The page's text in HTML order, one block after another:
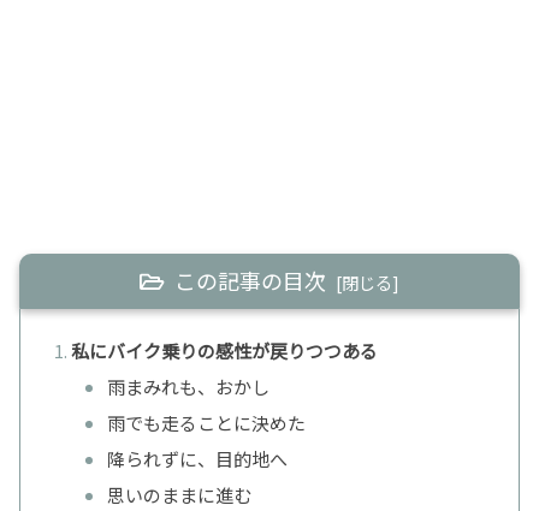
この記事の目次
私にバイク乗りの感性が戻りつつある
雨まみれも、おかし
雨でも走ることに決めた
降られずに、目的地へ
思いのままに進む